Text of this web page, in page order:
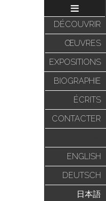
≡
DÉCOUVRIR
ŒUVRES
EXPOSITIONS
BIOGRAPHIE
ÉCRITS
CONTACTER
ENGLISH
DEUTSCH
日本語